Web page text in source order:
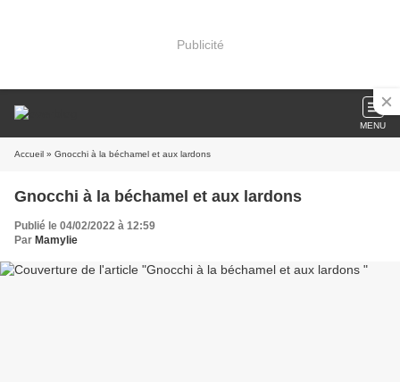
Publicité
MENU
Accueil » Gnocchi à la béchamel et aux lardons
Gnocchi à la béchamel et aux lardons
Publié le 04/02/2022 à 12:59
Par Mamylie